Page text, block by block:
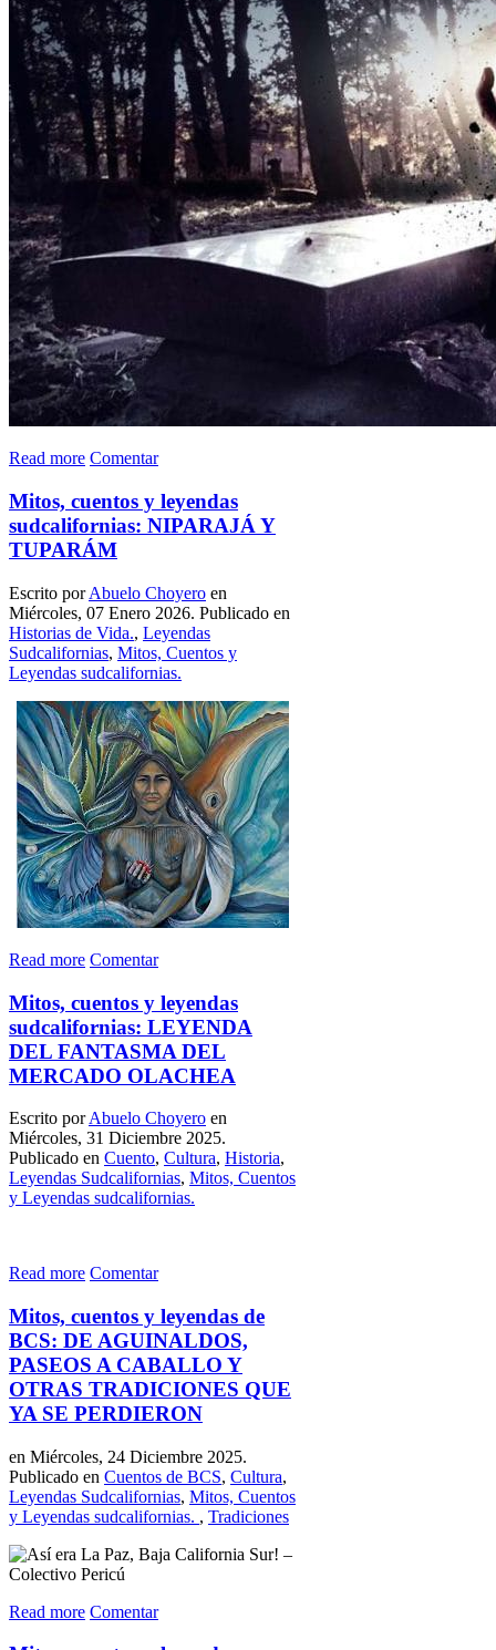
Read more Comentar
Mitos, cuentos y leyendas
sudcalifornias: NIPARAJÁ Y
TUPARÁM
Escrito porAbuelo Choyero en
Miércoles, 07 Enero 2026. Publicado en
Historias de Vida., Leyendas
Sudcalifornias, Mitos, Cuentos y
Leyendas sudcalifornias.
Read more Comentar
Mitos, cuentos y leyendas
sudcalifornias: LEYENDA
DEL FANTASMA DEL
MERCADO OLACHEA
Escrito porAbuelo Choyero en
Miércoles, 31 Diciembre 2025.
Publicado en Cuento, Cultura, Historia,
Leyendas Sudcalifornias, Mitos, Cuentos
y Leyendas sudcalifornias.
Read more Comentar
Mitos, cuentos y leyendas de
BCS: DE AGUINALDOS,
PASEOS A CABALLO Y
OTRAS TRADICIONES QUE
YA SE PERDIERON
en Miércoles, 24 Diciembre 2025.
Publicado en Cuentos de BCS, Cultura,
Leyendas Sudcalifornias, Mitos, Cuentos
y Leyendas sudcalifornias. , Tradiciones
Read more Comentar